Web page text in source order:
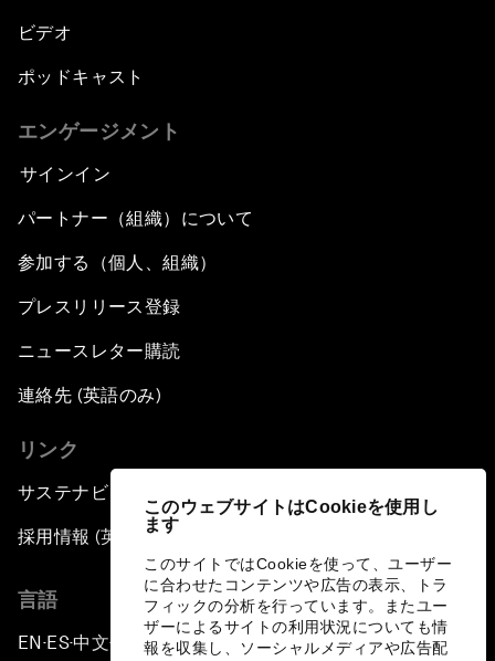
このウェブサイトはCookieを使用し
ます
このサイトではCookieを使って、ユーザー
に合わせたコンテンツや広告の表示、トラ
フィックの分析を行っています。またユー
ザーによるサイトの利用状況についても情
報を収集し、ソーシャルメディアや広告配
ビデオ
ポッドキャスト
エンゲージメント
サインイン
パートナー（組織）について
参加する（個人、組織）
プレスリリース登録
ニュースレター購読
連絡先 (英語のみ)
リンク
サステナビリティへの取り組み
採用情報 (英語のみ)
言語
EN ▪ES▪中文▪ 日本語